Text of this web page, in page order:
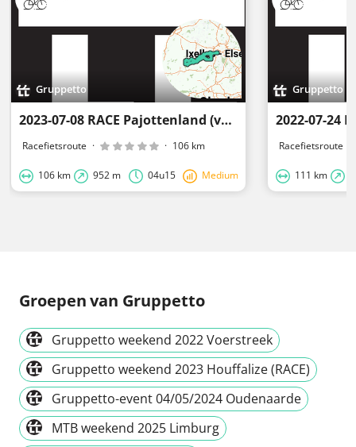
Gruppetto
2023-07-08 RACE Pajottenland (vanaf Brussel-Zuid)
Racefietsroute · · 106 km
106 km 952 m 04u15 Medium
Gruppetto
2022-07-24
Racefietsroute
111 km
Groepenvan Gruppetto
Gruppetto weekend 2022 Voerstreek
Gruppetto weekend 2023 Houffalize (RACE)
Gruppetto-event 04/05/2024 Oudenaarde
MTB weekend 2025 Limburg